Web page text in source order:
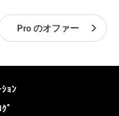
Pro のオファー
ｮﾝ
ﾞ